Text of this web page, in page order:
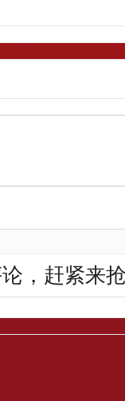
，赶紧来